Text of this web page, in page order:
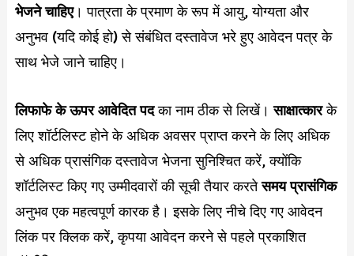
भेजने चाहिए। पात्रता के प्रमाण के रूप में आयु, योग्यता और
अनुभव (यदि कोई हो) से संबंधित दस्तावेज भरे हुए आवेदन पत्र के
साथ भेजे जाने चाहिए।
लिफाफे के ऊपर आवेदित पदका नाम ठीक से लिखें। साक्षात्कारके
लिए शॉर्टलिस्ट होने के अधिक अवसर प्राप्त करने के लिए अधिक
से अधिक प्रासंगिक दस्तावेज भेजना सुनिश्चित करें, क्योंकि
शॉर्टलिस्ट किए गए उम्मीदवारों की सूची तैयार करतेसमय प्रासंगिक
अनुभव एक महत्वपूर्ण कारक है। इसके लिए नीचे दिए गए आवेदन
लिंक पर क्लिक करें, कृपया आवेदन करने से पहले प्रकाशित